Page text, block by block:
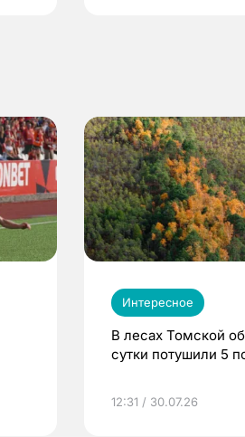
Интересное
В лесах Томской
сутки потушили 5
12:31 / 30.07.26